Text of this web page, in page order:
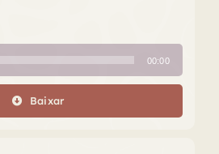
00:00
Baixar